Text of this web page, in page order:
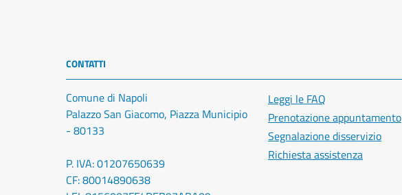
CONTATTI
Comune di Napoli
Palazzo San Giacomo, Piazza Municipio
- 80133
P. IVA: 01207650639
CF: 80014890638
Leggi le FAQ
Prenotazione appuntamento
Segnalazione disservizio
Richiesta assistenza